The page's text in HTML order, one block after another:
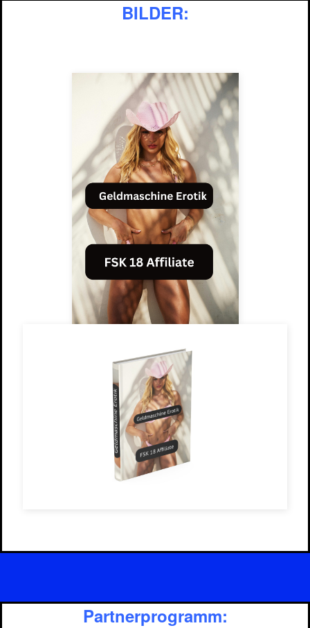
BILDER:
Partnerprogramm: